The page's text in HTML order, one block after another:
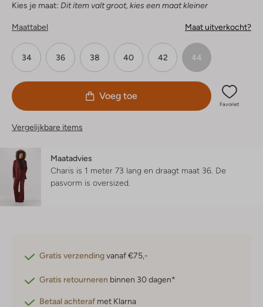
Kies je maat: Dit item valt groot, kies een maat kleiner
Maattabel Maat uitverkocht?
34 36 38 40 42 44
Voeg toe
Favoriet
Vergelijkbare items
Maatadvies
Charis is 1 meter 73 lang en draagt maat 36. De
pasvorm is oversized
Gratis verzendingvanaf €75,-
Gratis retourneren binnen 30 dagen*
Betaal achteraf met Klarna